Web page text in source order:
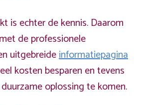
is echter de kennis. Daarom
de professionele
uitgebreideinformatiepagina
kosten besparen en tevens
oplossing te komen.